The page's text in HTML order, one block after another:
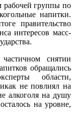
рабочей группы по
напитки.
правительство
интересов масс-
снятии
обращались
области,
не повлиял на
алкоголя на душу
на уровне,